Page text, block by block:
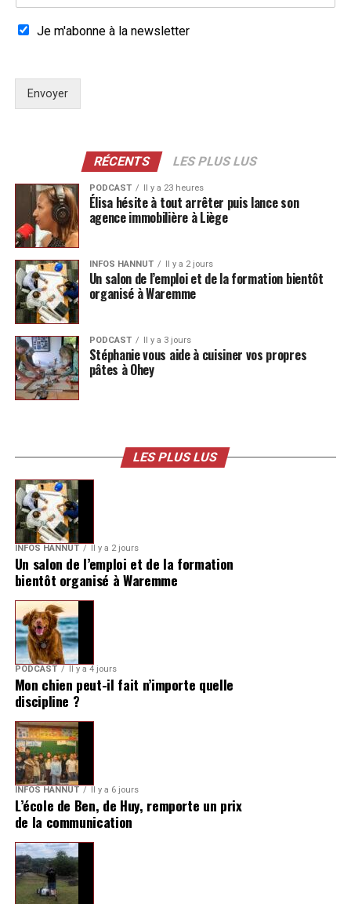
Je m'abonne à la newsletter
Envoyer
RÉCENTS LES PLUS LUS
PODCAST Il y a 23 heures
Élisa hésite à tout arrêter puis lance son
agence immobilière à Liège
INFOS HANNUT Il y a 2 jours
Un salon de l’emploi et de la formation bientôt
organisé à Waremme
PODCAST Il y a 3 jours
Stéphanie vous aide à cuisiner vos propres
pâtes à Ohey
LES PLUS LUS
INFOS HANNUT Il y a 2 jours
Un salon de l’emploi et de la formation
bientôt organisé à Waremme
PODCAST Il y a 4 jours
Mon chien peut-il fait n’importe quelle
discipline ?
INFOS HANNUT Il y a 6 jours
L’école de Ben, de Huy, remporte un prix
de la communication